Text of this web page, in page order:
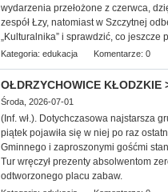
wydarzenia przełożone z czerwca,
zespół Łzy, natomiast w Szczytnej
„Kulturalnika” i sprawdzić, co jeszcze
Kategoria: edukacja Komentarze: 0
OŁDRZYCHOWICE
Środa, 2026-07-01
(Inf. wł.). Dotychczasowa najstarsza
piątek pojawiła się w niej po raz
Gminnego i zaproszonymi gośćmi
Tur wręczył prezenty absolwentom
odtworzonego placu zabaw.